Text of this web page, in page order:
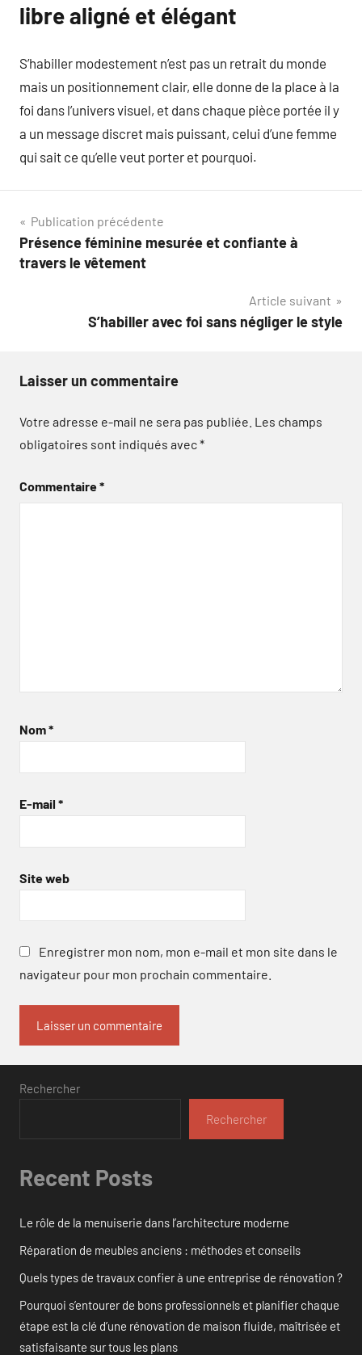
libre aligné et élégant
S’habiller modestement n’est pas un retrait du monde
mais un positionnement clair, elle donne de la place à la
foi dans l’univers visuel, et dans chaque pièce portée il y
a un message discret mais puissant, celui d’une femme
qui sait ce qu’elle veut porter et pourquoi.
Navigation
de
Publication précédente
Présence féminine mesurée et confiante à
travers le vêtement
Article suivant
S’habiller avec foi sans négliger le style
Laisser un commentaire
Votre adresse e-mail ne sera pas publiée. Les champs
obligatoires sont indiqués avec*
Commentaire*
Nom*
E-mail *
Site web
Enregistrer mon nom, mon e-mail et mon site dans le
navigateur pour mon prochain commentaire.
Rechercher
Rechercher
Recent Posts
Le rôle de la menuiserie dans l’architecture moderne
Réparation de meubles anciens : méthodes et conseils
Quels types de travaux confier à une entreprise de rénovation ?
Pourquoi s’entourer de bons professionnels et planifier chaque
étape est la clé d’une rénovation de maison fluide, maîtrisée et
satisfaisante sur tous les plans